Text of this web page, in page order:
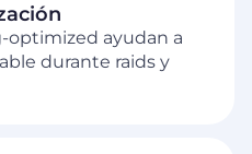
optimized ayudan a
durante raids y